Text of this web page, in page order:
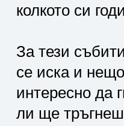
колкото си
За тези
се иска и
интересно да
ли ще